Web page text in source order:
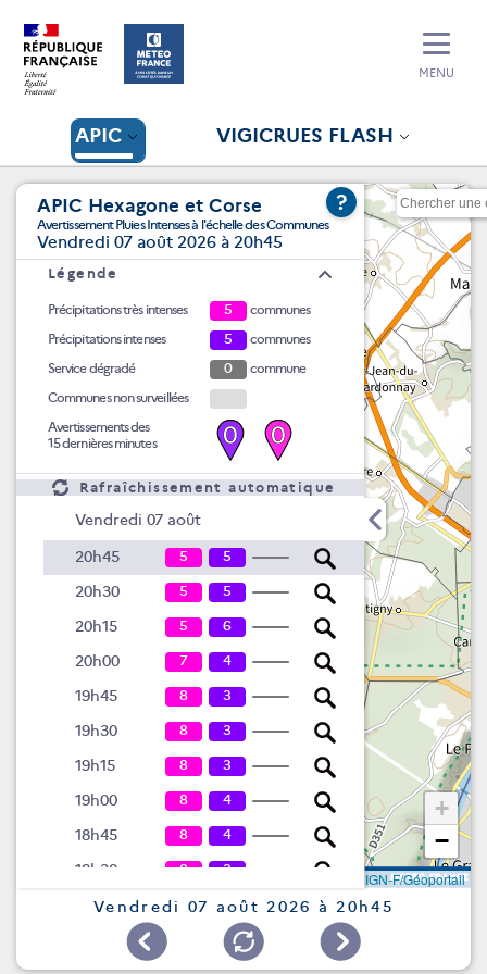
APIC VIGICRUES FLASH
MENU
APIC Hexagone et Corse
Avertissement Pluies Intenses à l'échelle des Communes
Vendredi 07 août 2026 à 20h45
?
Légende
Précipitations très intenses 5
communes
Précipitations intenses
5
communes
Service dégradé
0
commune
Communes non surveillées
Avertissements des
15 dernières minutes
0 0
Rafraîchissement automatique
Vendredi 07 août
20h45 5 5
20h30 5 5
20h15 5 6
20h00 7 4
19h45 8 3
19h30 8 3
19h15 8 3
19h00 8 4
18h45 8 4
18h30 8 3
18h15 3
3
+
−
IGN-F/Géoportail
Vendredi 07 août 2026 à 20h45